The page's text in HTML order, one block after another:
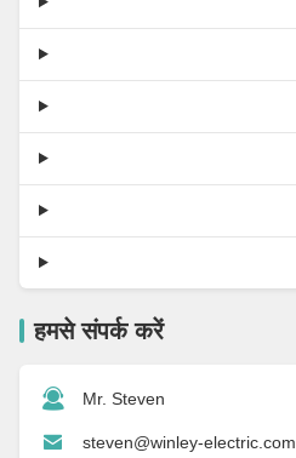
हमसे संपर्क करें
Mr. Steven
steven@winley-electric.com